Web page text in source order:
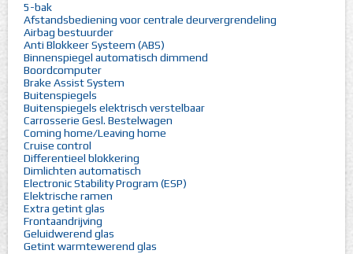
5-bak
Afstandsbediening voor centrale deurvergrendeling
Airbag bestuurder
Anti Blokkeer Systeem (ABS)
Binnenspiegel automatisch dimmend
Boordcomputer
Brake Assist System
Buitenspiegels
Buitenspiegels elektrisch verstelbaar
Carrosserie Gesl. Bestelwagen
Coming home/Leaving home
Cruise control
Differentieel blokkering
Dimlichten automatisch
Electronic Stability Program (ESP)
Elektrische ramen
Extra getint glas
Frontaandrijving
Geluidwerend glas
Getint warmtewerend glas